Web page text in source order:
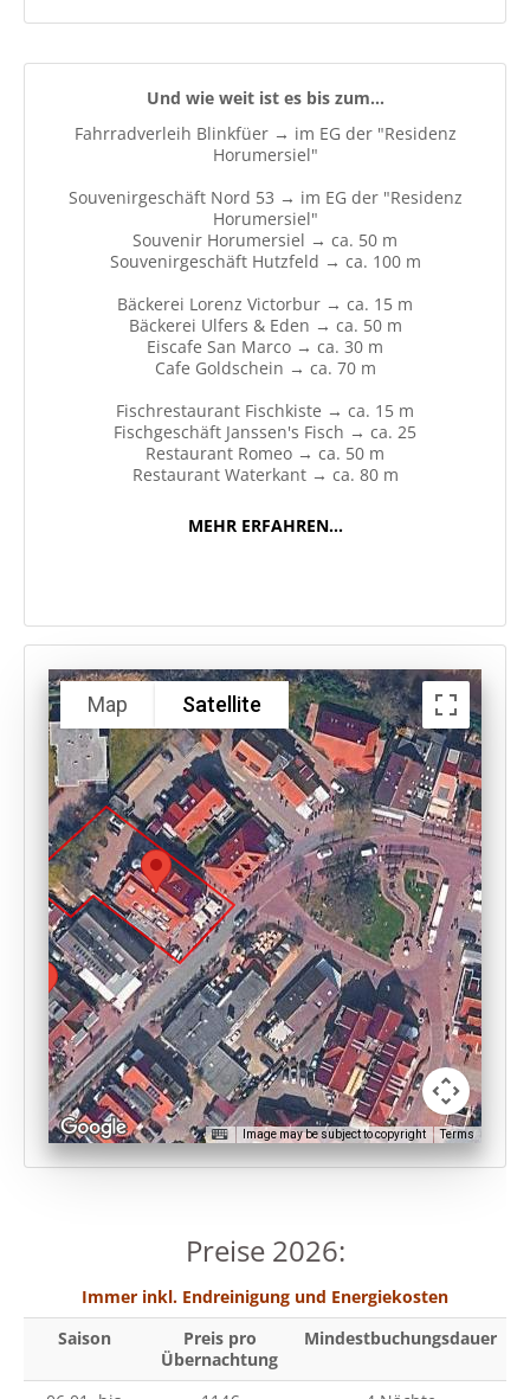
Und wie weit ist es bis zum...
Fahrradverleih Blinkfüer → im EG der "Residenz
Horumersiel"
Souvenirgeschäft Nord 53 → im EG der "Residenz
Horumersiel"
Souvenir Horumersiel → ca. 50 m
Souvenirgeschäft Hutzfeld → ca. 100 m
Bäckerei Lorenz Victorbur → ca. 15 m
Bäckerei Ulfers & Eden → ca. 50 m
Eiscafe San Marco → ca. 30 m
Cafe Goldschein → ca. 70 m
Fischrestaurant Fischkiste → ca. 15 m
Fischgeschäft Janssen's Fisch → ca. 25
Restaurant Romeo → ca. 50 m
Restaurant Waterkant → ca. 80 m
MEHR ERFAHREN...
Map Satellite
Image may be subject to copyright Terms
Preise 2026:
Immer inkl. Endreinigung und Energiekosten
Saison
Preis pro
Übernachtung
Mindestbuchungsdauer